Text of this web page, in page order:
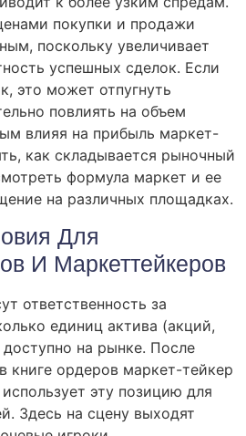
покупки и продажи
поскольку увеличивает
успешных сделок. Если
это может отпугнуть
повлиять на объем
влияя на прибыль маркет-
как складывается рыночный
формула маркет и ее
на различных площадках.
Для
И Маркеттейкеров
ответственность за
единиц актива (акций,
на рынке. После
книге ордеров маркет-тейкер
эту позицию для
Здесь на сцену выходят